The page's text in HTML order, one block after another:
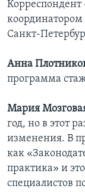
Корреспондент
Санкт-
Анна
программа
Мария
год, но в этот
изменения. В
как
практика» и
специалистов